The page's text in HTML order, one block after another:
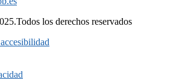
los derechos reservados